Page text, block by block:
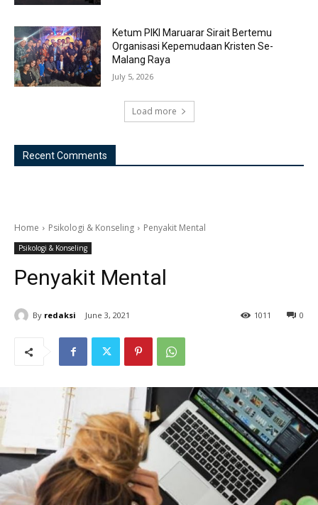
Ketum PIKI Maruarar Sirait Bertemu
Organisasi Kepemudaan Kristen Se-
Malang Raya
July 5, 2026
Load more
Recent Comments